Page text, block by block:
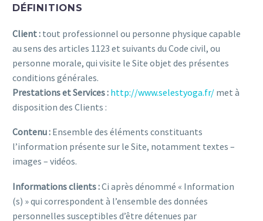
DÉFINITIONS
Client : tout professionnel ou personne physique capable
au sens des articles 1123 et suivants du Code civil, ou
personne morale, qui visite le Site objet des présentes
conditions générales.
Prestations et Services : http://www.selestyoga.fr/ met à
disposition des Clients :
Contenu : Ensemble des éléments constituants
l’information présente sur le Site, notamment textes –
images – vidéos.
Informations clients :Ci après dénommé « Information
(s) » qui correspondent à l’ensemble des données
personnelles susceptibles d’être détenues par